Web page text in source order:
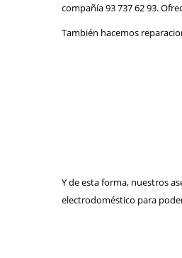
compañía 93 737 62 93.
También hacemos
Y de esta forma, nuestros
electrodoméstico para